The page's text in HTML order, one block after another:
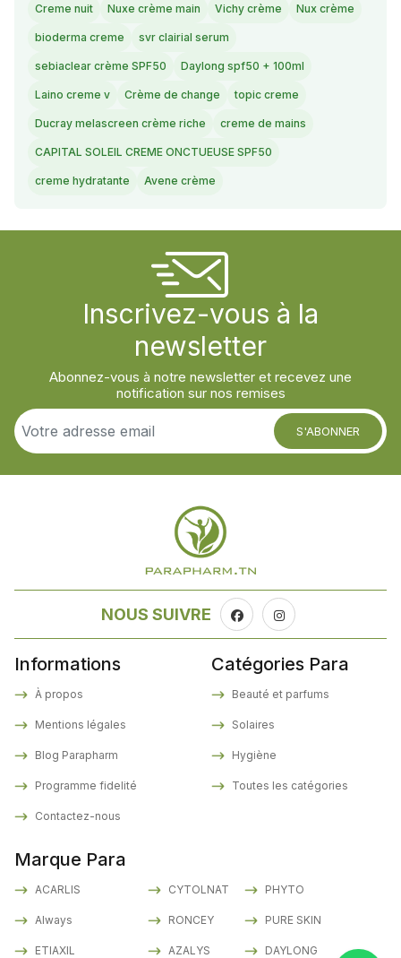
Creme nuit Nuxe crème main Vichy crème Nux crème
bioderma creme svr clairial serum
sebiaclear crème SPF50 Daylong spf50 + 100ml
Laino creme v Crème de change topic creme
Ducray melascreen crème riche creme de mains
CAPITAL SOLEIL CREME ONCTUEUSE SPF50
creme hydratante Avene crème
Inscrivez-vous à la
newsletter
Abonnez-vous à notre newsletter et recevez une
notification sur nos remises
S'ABONNER
NOUS SUIVRE
Informations
À propos
Mentions légales
Blog Parapharm
Programme fidelité
Contactez-nous
Marque Para
ACARLIS
Always
ETIAXIL
CYTOLNAT
RONCEY
AZALYS
PHYTO
PURE SKIN
DAYLONG
Catégories Para
Beauté et parfums
Solaires
Hygiène
Toutes les catégories